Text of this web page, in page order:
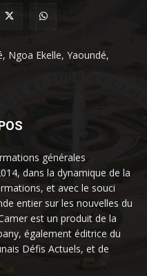
Ngoa Ekelle, Yaoundé,
générales
dans la dynamique de la
et avec le souci
entier sur les nouvelles du
est un produit de la
également éditrice du
Défis Actuels, et de